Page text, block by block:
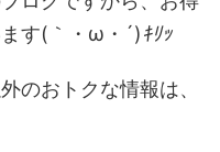
す(｀・ω・´)ｷﾘｯ
のおトクな情報は、